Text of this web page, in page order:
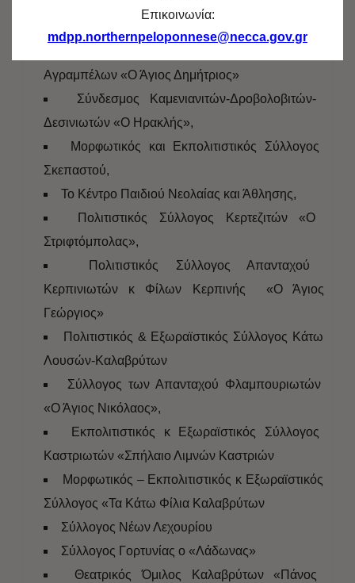
Αγραμπέλων «Ο Άγιος Δημήτριος»
Σύνδεσμος Καμενιανιτών-Δροβολοβιτών-
Δεσινιωτών «Ο Ηρακλής»,
Μορφωτικός και Εκπολιτιστικός Σύλλογος
Σκεπαστού,
Το Κέντρο Παιδιού Νεολαίας και Άθλησης,
Πολιτιστικός Σύλλογος Κερτεζιτών «Ο
Στριφτόμπολας»,
Πολιτιστικός Σύλλογος Απανταχού
Κερπινιωτών κ Φίλων Κερπινής «Ο Άγιος
Γεώργιος»
Πολιτιστικός & Εξωραϊστικός Σύλλογος Κάτω
Λουσών-Καλαβρύτων
Σύλλογος των Απανταχού Φλαμπουριωτών
«Ο Άγιος Νικόλαος»,
Εκπολιτιστικός κ Εξωραϊστικός Σύλλογος
Καστριωτών «Σπήλαιο Λιμνών Καστριών
Μορφωτικός – Εκπολιτιστικός κ Εξωραϊστικός
Σύλλογος «Τα Κάτω Φίλια Καλαβρύτων
Σύλλογος Νέων Λεχουρίου
Σύλλογος Γορτυνίας ο «Λάδωνας»
Θεατρικός Όμιλος Καλαβρύτων «Πάνος
Επικοινωνία:
mdpp.northernpeloponnese@necca.gov.gr